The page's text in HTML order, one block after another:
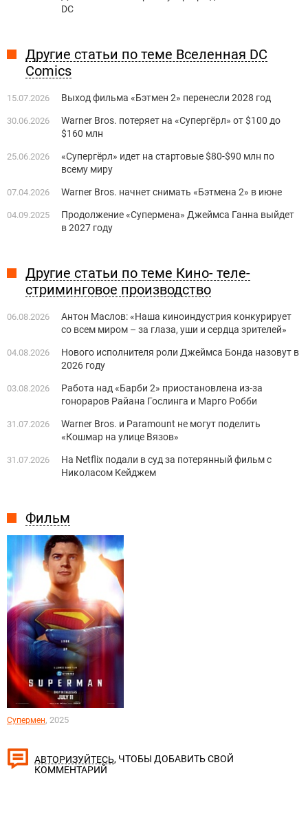
Фильм
Супермен, 2025
DC
Другие статьи по теме Вселенная DC
Comics
15.07.2026 Выход фильма «Бэтмен 2» перенесли 2028 год
30.06.2026
Warner Bros. потеряет на «Супергёрл» от $100 до
$160 млн
25.06.2026
«Супергёрл» идет на стартовые $80-$90 млн по
всему миру
07.04.2026 Warner Bros. начнет снимать «Бэтмена 2» в июне
04.09.2025
Продолжение «Супермена» Джеймса Ганна выйдет
в 2027 году
Другие статьи по теме Кино- теле-
стриминговое производство
06.08.2026
Антон Маслов: «Наша киноиндустрия конкурирует
со всем миром – за глаза, уши и сердца зрителей»
04.08.2026
Нового исполнителя роли Джеймса Бонда назовут в
2026 году
03.08.2026
Работа над «Барби 2» приостановлена из-за
гонораров Райана Гослинга и Марго Робби
31.07.2026
Warner Bros. и Paramount не могут поделить
«Кошмар на улице Вязов»
31.07.2026
На Netflix подали в суд за потерянный фильм с
Николасом Кейджем
АВТОРИЗУЙТЕСЬ, ЧТОБЫ ДОБАВИТЬ СВОЙ
КОММЕНТАРИЙ